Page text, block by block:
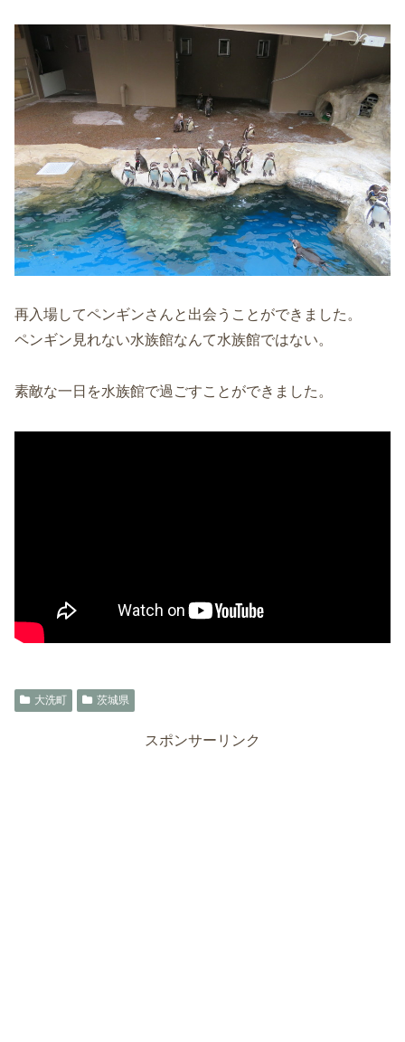
再入場してペンギンさんと出会うことができました。
ペンギン見れない水族館なんて水族館ではない。
素敵な一日を水族館で過ごすことができました。
大洗町 茨城県
スポンサーリンク